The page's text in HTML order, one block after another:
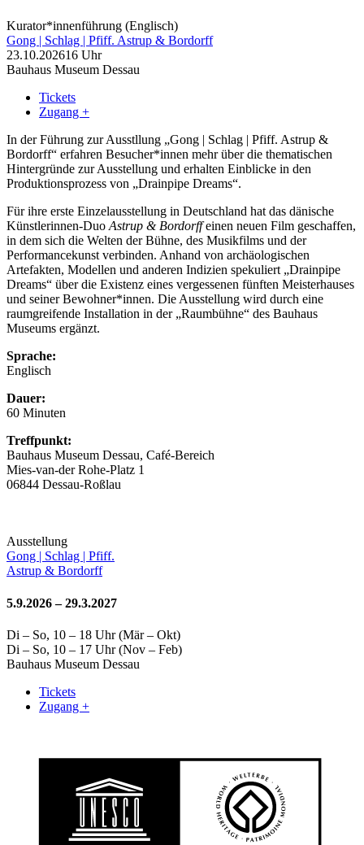
Kurator*innenführung (Englisch)
Gong | Schlag | Pfiff. Astrup & Bordorff
23.10.202616 Uhr
Bauhaus Museum Dessau
Tickets
Zugang +
In der Führung zur Ausstllung „Gong | Schlag | Pfiff. Astrup &
Bordorff“ erfahren Besucher*innen mehr über die thematischen
Hintergründe zur Ausstellung und erhalten Einblicke in den
Produktionsprozess von „Drainpipe Dreams“.
Für ihre erste Einzelausstellung in Deutschland hat das dänische
Künstlerinnen-Duo Astrup & Bordorffeinen neuen Film geschaffen,
in dem sich die Welten der Bühne, des Musikfilms und der
Performancekunst verbinden. Anhand von archäologischen
Artefakten, Modellen und anderen Indizien spekuliert „Drainpipe
Dreams“ über die Existenz eines vergessenen fünften Meisterhauses
und seiner Bewohner*innen. Die Ausstellung wird durch eine
raumgreifende Installation in der „Raumbühne“ des Bauhaus
Museums ergänzt.
Sprache:
Englisch
Dauer:
60 Minuten
Treffpunkt:
Bauhaus Museum Dessau, Café-Bereich
Mies-van-der Rohe-Platz 1
06844 Dessau-Roßlau
Ausstellung
Gong | Schlag | Pfiff.
Astrup & Bordorff
5.9.2026 – 29.3.2027
Di – So, 10 – 18 Uhr (Mär – Okt)
Di – So, 10 – 17 Uhr (Nov – Feb)
Bauhaus Museum Dessau
Tickets
Zugang +